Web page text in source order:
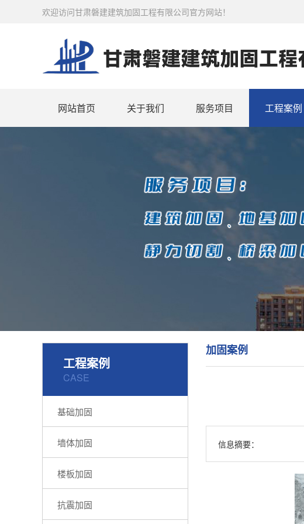
欢迎访问甘肃磐建建筑加固工程有限公司官方网站！
网站首页 关于我们 服务项目 工程案例
工程案例
CASE
基础加固
墙体加固
楼板加固
抗震加固
加固案例
信息摘要：